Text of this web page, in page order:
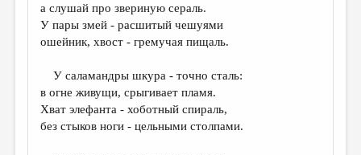
КОЛОНКА РЕДАКТОРА
РЕДКОЛЛЕГИЯ
ОТ РЕДАКЦИИ
МАЛАЯ ПРОЗА
ЭССЕИСТИКА
а слушай про звериную сераль.
У пары змей - расшитый чешуями
ошейник, хвост - гремучая пищаль.
У саламандры шкура - точно сталь:
в огне живущи, срыгивает пламя.
Хват элефанта - хоботный спираль,
без стыков ноги - цельными столпами.